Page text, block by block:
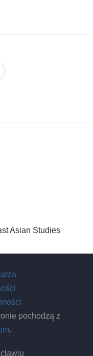
Asian Studies
pochodzą z
.